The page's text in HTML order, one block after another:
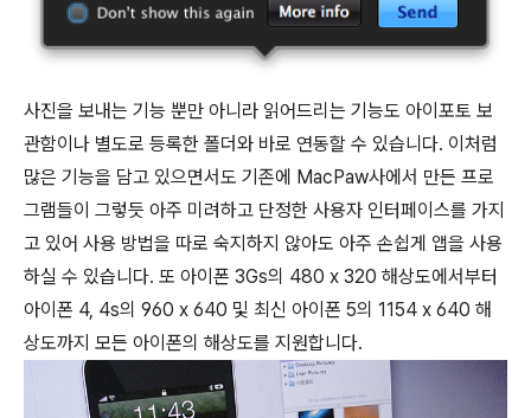
사진을 보내는 기능 뿐만 아니라 읽어드리는 기능도 아이포토 보
관함이나 별도로 등록한 폴더와 바로 연동할 수 있습니다. 이처럼
많은 기능을 담고 있으면서도 기존에 MacPaw사에서 만든 프로
그램들이 그렇듯 아주 미려하고 단정한 사용자 인터페이스를 가지
고 있어 사용 방법을 따로 숙지하지 않아도 아주 손쉽게 앱을 사용
하실 수 있습니다. 또 아이폰 3Gs의 480 x 320 해상도에서부터
아이폰 4, 4s의 960 x 640 및 최신 아이폰 5의 1154 x 640 해
상도까지 모든 아이폰의 해상도를 지원합니다.